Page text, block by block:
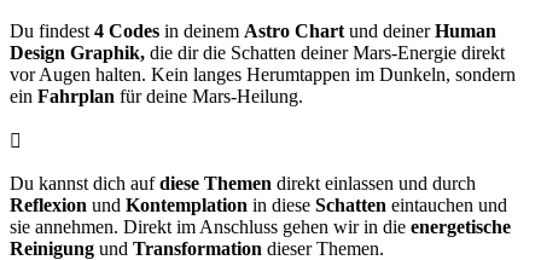
Du findest 4 Codes in deinem Astro Chart und deinerHuman
Design Graphik, die dir die Schatten deiner Mars-Energie direkt
vor Augen halten. Kein langes Herumtappen im Dunkeln, sondern
ein Fahrplan für deine Mars-Heilung.

Du kannst dich aufdiese Themen direkt einlassen und durch
Reflexion und Kontemplation in diese Schatten eintauchen und
sie annehmen. Direkt im Anschluss gehen wir in die energetische
Reinigung und Transformation dieser Themen.